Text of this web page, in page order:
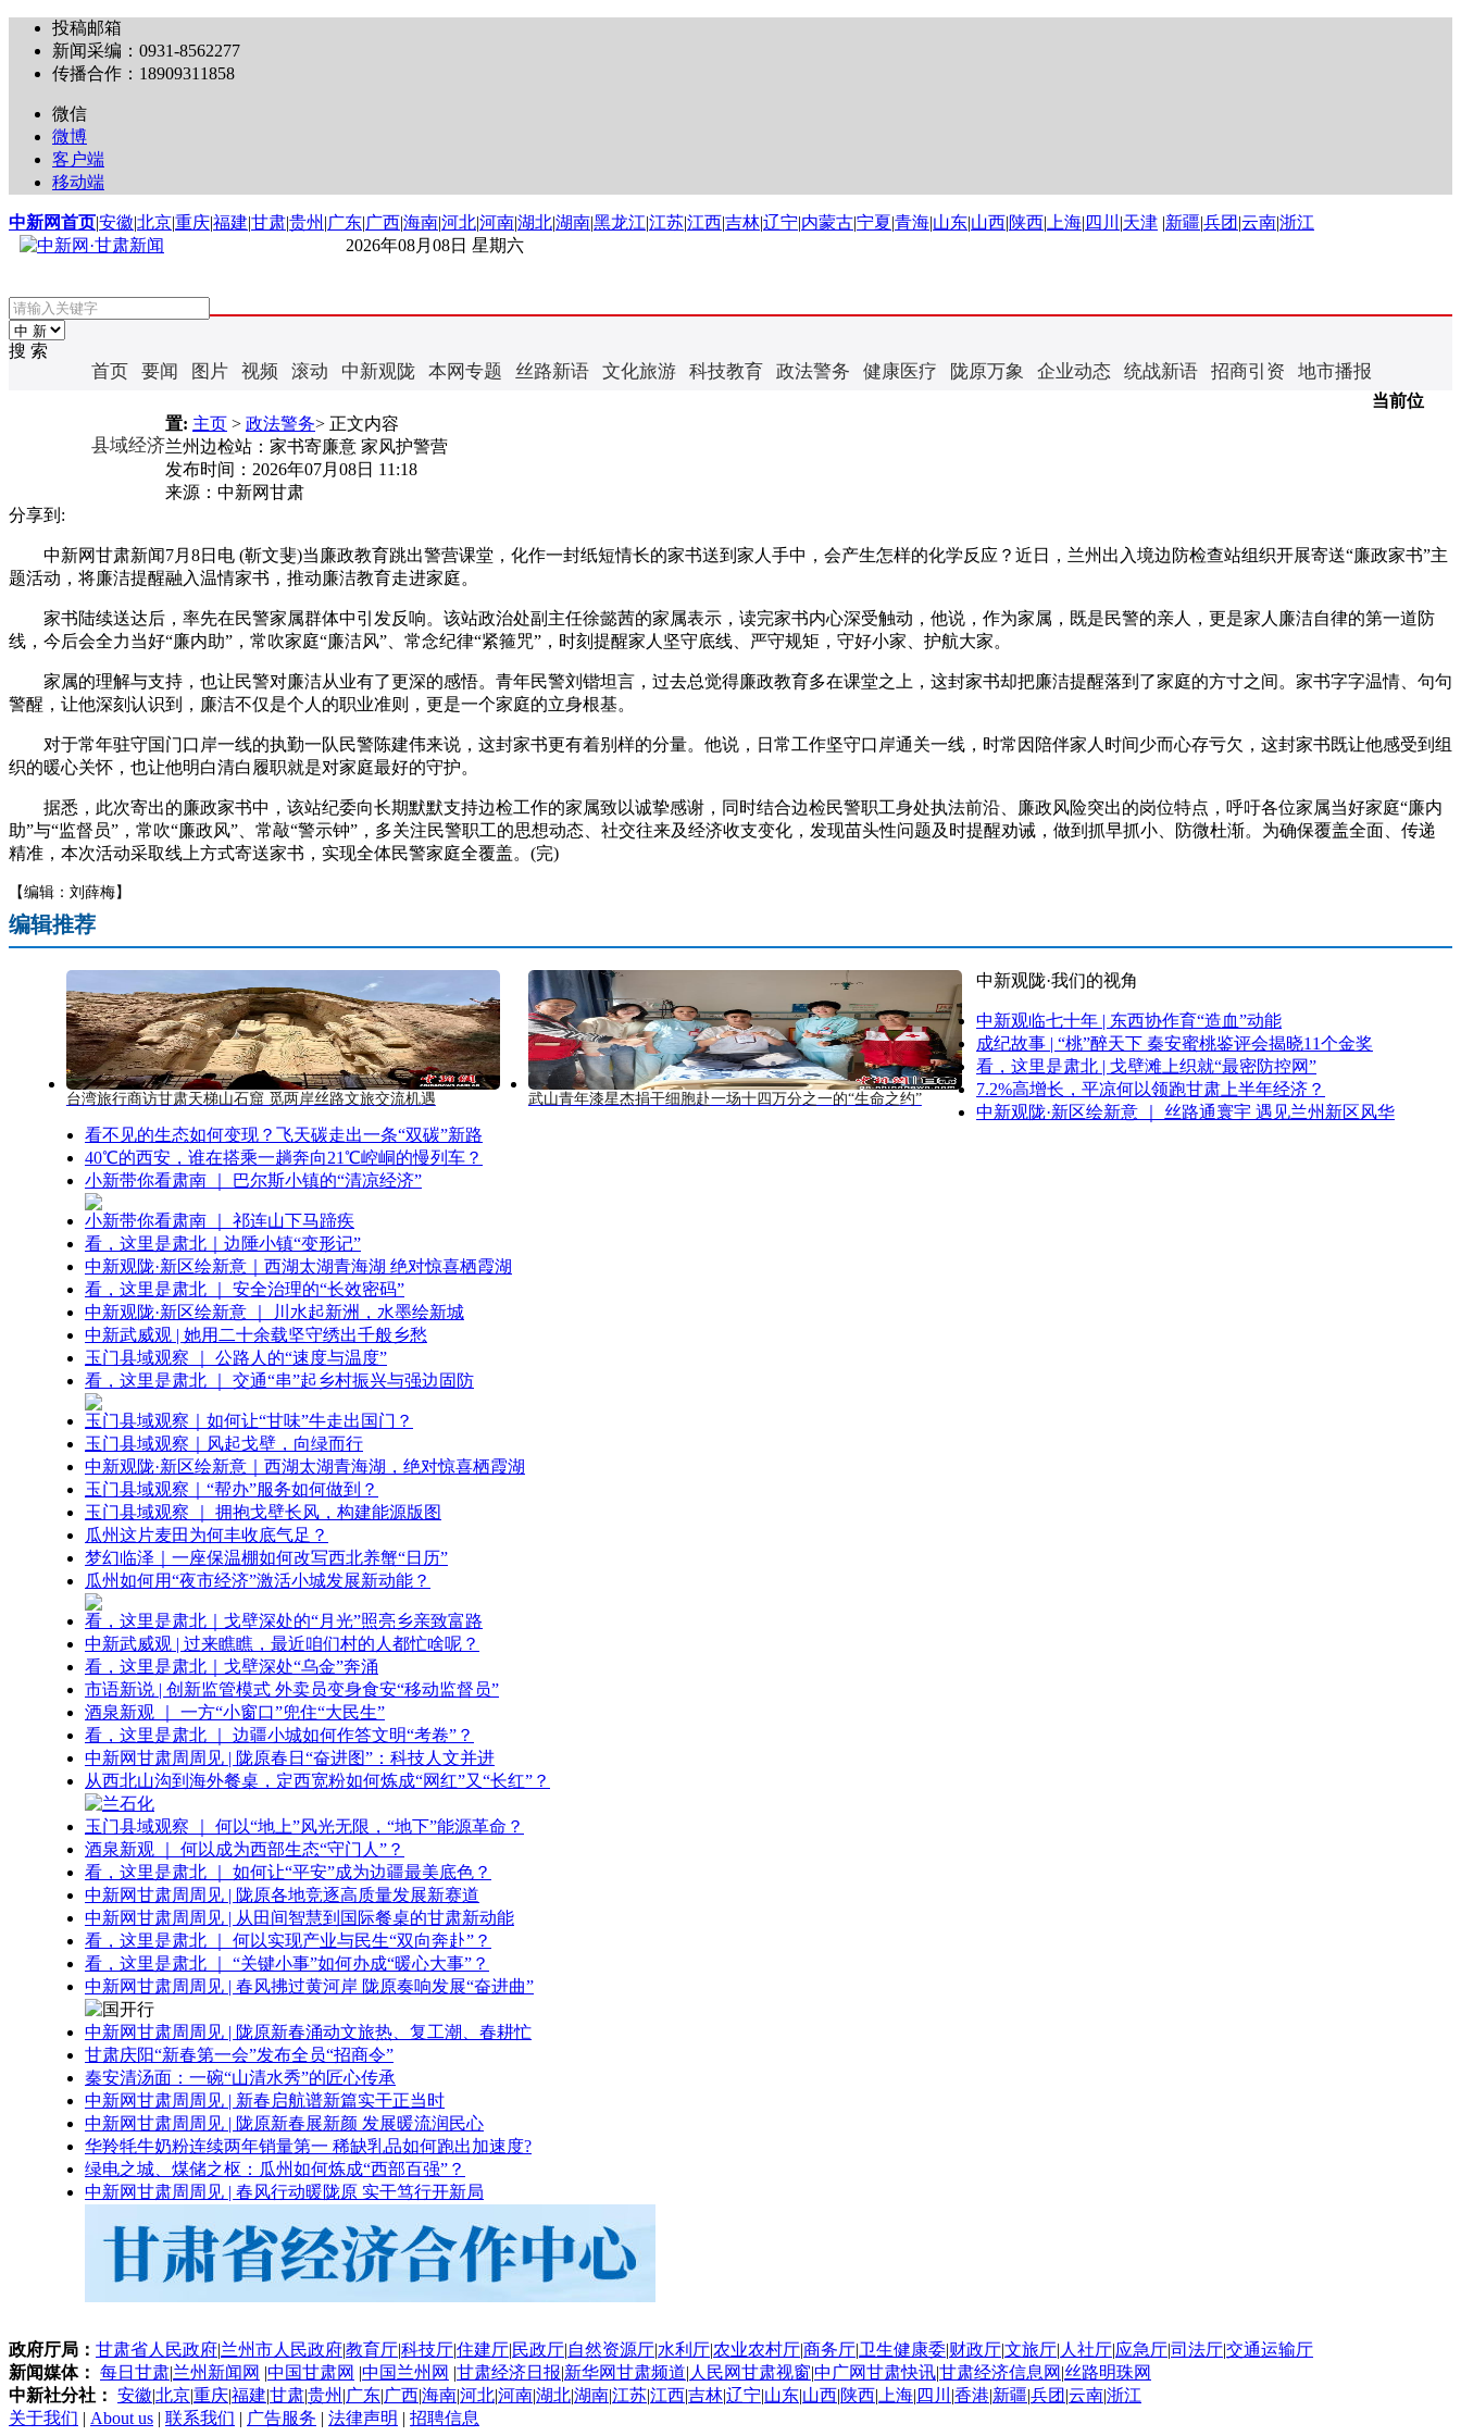
投稿邮箱
新闻采编：0931-8562277
传播合作：18909311858
微信
微博
客户端
移动端
中新网首页|安徽|北京|重庆|福建|甘肃|贵州 |广东|广西|海南|河北|河南|湖北|湖南|黑龙江|江苏|江西|吉林|辽宁|内蒙古|宁夏|青海|山东|山西|陕西| 上海| 四川 |天津 |新疆|兵团 |云南|浙江
2026年08月08日 星期六
搜 索
首页 要闻 图片 视频 滚动 中新观陇 本网专题 丝路新语 文化旅游 科技教育 政法警务 健康医疗 陇原万象 企业动态 统战新语 招商引资 地市播报
县域经济
当前位
置: 主页 > 政法警务> 正文内容
兰州边检站：家书寄廉意 家风护警营
发布时间： 2026年07月08日 11:18
来源： 中新网甘肃
分享到:
中新网甘肃新闻7月8日电 (靳文斐)当廉政教育跳出警营课堂，化作一封纸短情长的家书送到家人手中，会产生怎样的化学反应？近日，兰州出入境边防检查站组织开展寄送“廉政家书”主
题活动，将廉洁提醒融入温情家书，推动廉洁教育走进家庭。
家书陆续送达后，率先在民警家属群体中引发反响。该站政治处副主任徐懿茜的家属表示，读完家书内心深受触动，他说，作为家属，既是民警的亲人，更是家人廉洁自律的第一道防
线，今后会全力当好“廉内助”，常吹家庭“廉洁风”、常念纪律“紧箍咒”，时刻提醒家人坚守底线、严守规矩，守好小家、护航大家。
家属的理解与支持，也让民警对廉洁从业有了更深的感悟。青年民警刘锴坦言，过去总觉得廉政教育多在课堂之上，这封家书却把廉洁提醒落到了家庭的方寸之间。家书字字温情、句句
警醒，让他深刻认识到，廉洁不仅是个人的职业准则，更是一个家庭的立身根基。
对于常年驻守国门口岸一线的执勤一队民警陈建伟来说，这封家书更有着别样的分量。他说，日常工作坚守口岸通关一线，时常因陪伴家人时间少而心存亏欠，这封家书既让他感受到组
织的暖心关怀，也让他明白清白履职就是对家庭最好的守护。
据悉，此次寄出的廉政家书中，该站纪委向长期默默支持边检工作的家属致以诚挚感谢，同时结合边检民警职工身处执法前沿、廉政风险突出的岗位特点，呼吁各位家属当好家庭“廉内
助”与“监督员”，常吹“廉政风”、常敲“警示钟”，多关注民警职工的思想动态、社交往来及经济收支变化，发现苗头性问题及时提醒劝诫，做到抓早抓小、防微杜渐。为确保覆盖全面、传递
精准，本次活动采取线上方式寄送家书，实现全体民警家庭全覆盖。(完)
【编辑：刘薛梅】
编辑推荐
台湾旅行商访甘肃天梯山石窟 觅两岸丝路文旅交流机遇 武山青年漆星杰捐干细胞赴一场十四万分之一的“生命之约”
中新观陇·我们的视角
中新观临七十年 | 东西协作育“造血”动能
成纪故事 | “桃”醉天下 秦安蜜桃鉴评会揭晓11个金奖
看，这里是肃北 | 戈壁滩上织就“最密防控网”
7.2%高增长，平凉何以领跑甘肃上半年经济？
中新观陇·新区绘新意 ｜ 丝路通寰宇 遇见兰州新区风华
看不见的生态如何变现？飞天碳走出一条“双碳”新路
40℃的西安，谁在搭乘一趟奔向21℃崆峒的慢列车？
小新带你看肃南 ｜ 巴尔斯小镇的“清凉经济”
小新带你看肃南 ｜ 祁连山下马蹄疾
看，这里是肃北｜边陲小镇“变形记”
中新观陇·新区绘新意｜西湖太湖青海湖 绝对惊喜栖霞湖
看，这里是肃北 ｜ 安全治理的“长效密码”
中新观陇·新区绘新意 ｜ 川水起新洲，水墨绘新城
中新武威观 | 她用二十余载坚守绣出千般乡愁
玉门县域观察 ｜ 公路人的“速度与温度”
看，这里是肃北 ｜ 交通“串”起乡村振兴与强边固防
玉门县域观察｜如何让“甘味”牛走出国门？
玉门县域观察｜风起戈壁，向绿而行
中新观陇·新区绘新意｜西湖太湖青海湖，绝对惊喜栖霞湖
玉门县域观察｜“帮办”服务如何做到？
玉门县域观察 ｜ 拥抱戈壁长风，构建能源版图
瓜州这片麦田为何丰收底气足？
梦幻临泽｜一座保温棚如何改写西北养蟹“日历”
瓜州如何用“夜市经济”激活小城发展新动能？
看，这里是肃北｜戈壁深处的“月光”照亮乡亲致富路
中新武威观 | 过来瞧瞧，最近咱们村的人都忙啥呢？
看，这里是肃北｜戈壁深处“乌金”奔涌
市语新说 | 创新监管模式 外卖员变身食安“移动监督员”
酒泉新观 ｜ 一方“小窗口”兜住“大民生”
看，这里是肃北 ｜ 边疆小城如何作答文明“考卷”？
中新网甘肃周周见 | 陇原春日“奋进图”：科技人文并进
从西北山沟到海外餐桌，定西宽粉如何炼成“网红”又“长红”？
玉门县域观察 ｜ 何以“地上”风光无限，“地下”能源革命？
酒泉新观 ｜ 何以成为西部生态“守门人”？
看，这里是肃北 ｜ 如何让“平安”成为边疆最美底色？
中新网甘肃周周见 | 陇原各地竞逐高质量发展新赛道
中新网甘肃周周见 | 从田间智慧到国际餐桌的甘肃新动能
看，这里是肃北 ｜ 何以实现产业与民生“双向奔赴”？
看，这里是肃北 ｜ “关键小事”如何办成“暖心大事”？
中新网甘肃周周见 | 春风拂过黄河岸 陇原奏响发展“奋进曲”
中新网甘肃周周见 | 陇原新春涌动文旅热、复工潮、春耕忙
甘肃庆阳“新春第一会”发布全员“招商令”
秦安清汤面：一碗“山清水秀”的匠心传承
中新网甘肃周周见 | 新春启航谱新篇实干正当时
中新网甘肃周周见 | 陇原新春展新颜 发展暖流润民心
华羚牦牛奶粉连续两年销量第一 稀缺乳品如何跑出加速度?
绿电之城、煤储之枢：瓜州如何炼成“西部百强”？
中新网甘肃周周见 | 春风行动暖陇原 实干笃行开新局
政府厅局： 甘肃省人民政府|兰州市人民政府|教育厅|科技厅|住建厅|民政厅|自然资源厅|水利厅|农业农村厅|商务厅|卫生健康委|财政厅|文旅厅| 人社厅|应急厅|司法厅|交通运输厅
新闻媒体： 每日甘肃|兰州新闻网 |中国甘肃网 |中国兰州网 |甘肃经济日报|新华网甘肃频道| 人民网甘肃视窗|中广网甘肃快讯|甘肃经济信息网 |丝路明珠网
中新社分社： 安徽|北京|重庆|福建|甘肃|贵州 |广东|广西|海南|河北|河南|湖北|湖南|江苏|江西|吉林|辽宁|山东|山西|陕西| 上海| 四川 |香港|新疆|兵团 |云南|浙江
关于我们 | About us | 联系我们 | 广告服务 | 法律声明 | 招聘信息